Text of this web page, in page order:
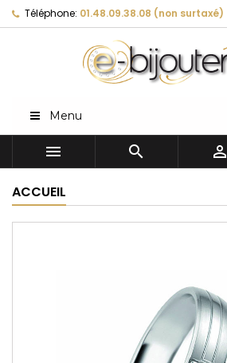
Téléphone: 01.48.09.38.08 (non surtaxé)
Menu
  
ACCUEIL